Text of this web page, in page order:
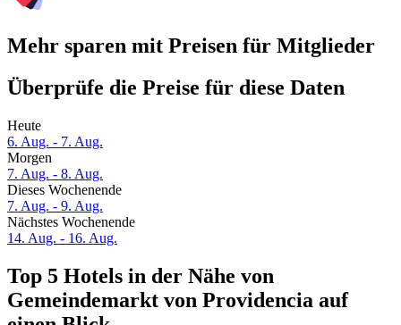
Mehr sparen mit Preisen für Mitglieder
Überprüfe die Preise für diese Daten
Heute
6. Aug. - 7. Aug.
Morgen
7. Aug. - 8. Aug.
Dieses Wochenende
7. Aug. - 9. Aug.
Nächstes Wochenende
14. Aug. - 16. Aug.
Top 5 Hotels in der Nähe von
Gemeindemarkt von Providencia auf